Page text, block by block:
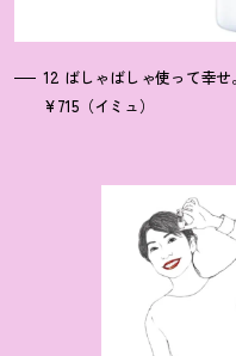
12. ばしゃばしゃ使って幸
¥715（イミュ）